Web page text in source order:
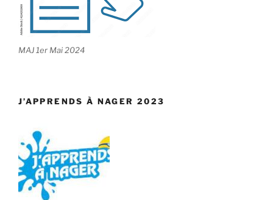
MAJ 1er Mai 2024
J’APPRENDS À NAGER 2023